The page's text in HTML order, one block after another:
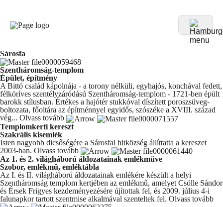
Sárosfa
Szentháromság-templom
Épület, építmény
A Bittó család kápolnája - a torony nélküli, egyhajós, konchával fedett,
félköríves szentélyzáródású Szentháromság-templom - 1721-ben épült
barokk stílusban. Értékes a hajótér stukkóval díszített poroszsüveg-
boltozata, főoltára az építménnyel egyidős, szószéke a XVIII. század
vég... Olvass tovább
Templomkerti kereszt
Szakrális kisemlék
Isten nagyobb dicsőségére a Sárosfai hitközség állíttatta a kereszet
2003-ban. Olvass tovább
Az 1. és 2. világháború áldozatainak emlékműve
Szobor, emlékmű, emléktábla
Az I. és II. világháború áldozatainak emlékére készült a helyi
Szentháromság templom kertjében az emlékmű, amelyet Csölle Sándor
és Érsek Frigyes kezdeményezésére újítottak fel, és 2009. július 4-i
falunapkor tartott szentmise alkalmával szenteltek fel. Olvass tovább